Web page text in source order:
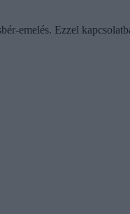
emelés. Ezzel